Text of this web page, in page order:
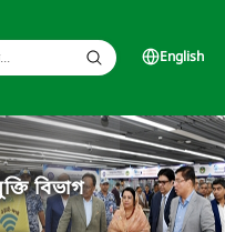
English
বিভাগ